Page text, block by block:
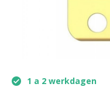
1 a 2 werkdagen